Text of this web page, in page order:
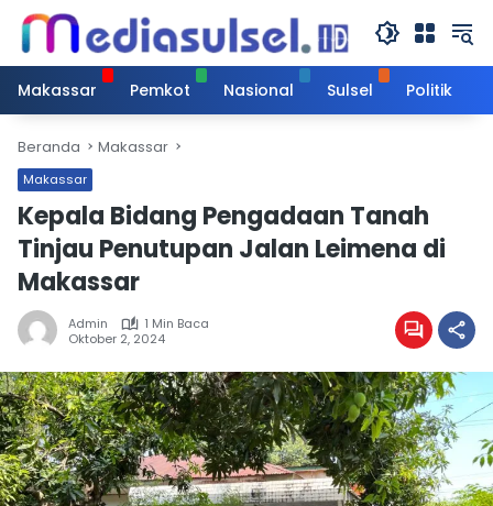
Langsung
konten
Makassar
Pemkot Nasional Sulsel Politik
Beranda Makassar
Makassar
Kepala Bidang Pengadaan Tanah
Tinjau Penutupan Jalan Leimena di
Makassar
Admin
1 Min Baca
Oktober 2, 2024